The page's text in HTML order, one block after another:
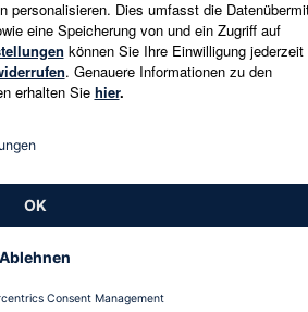
Es gelten die Datenschutzrichtlinien und die
Rechtliches